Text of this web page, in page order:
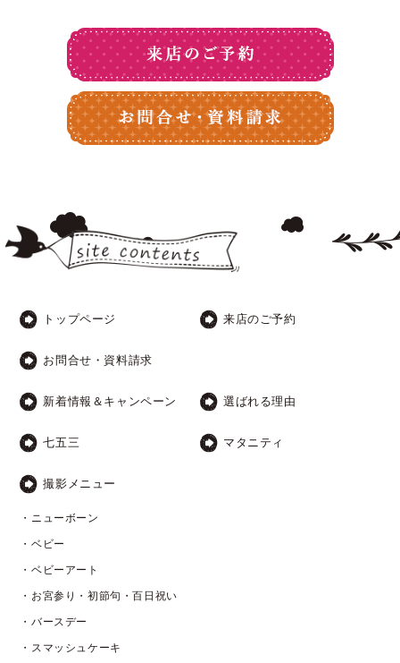
トップページ 来店のご予約
お問合せ・資料請求
新着情報＆キャンペーン 選ばれる理由
七五三 マタニティ
撮影メニュー
・ニューボーン
・ベビー
・ベビーアート
・お宮参り・初節句・百日祝い
・バースデー
・スマッシュケーキ